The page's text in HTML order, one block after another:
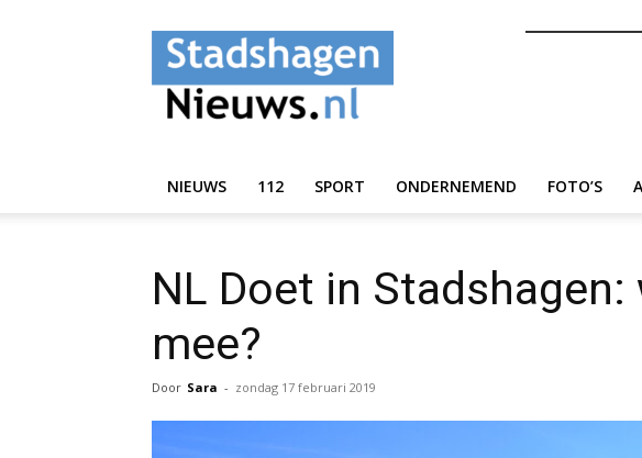
StadshagenNieuws.nl
NIEUWS 112 SPORT ONDERNEMEND FOTO’S
NL Doet in
mee?
Door Sara - zondag 17 februari 2019